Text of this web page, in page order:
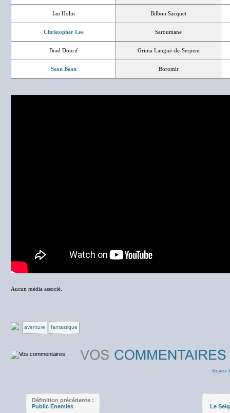
Ian Holm Bilbon Sacquet
Christopher Lee Saroumane
Brad Dourif Grima Langue-de-Serpent
Sean Bean Boromir
Aucun média associé.
aventure fantastique
Soyez
Définition précédente :
Public Enemies
Le